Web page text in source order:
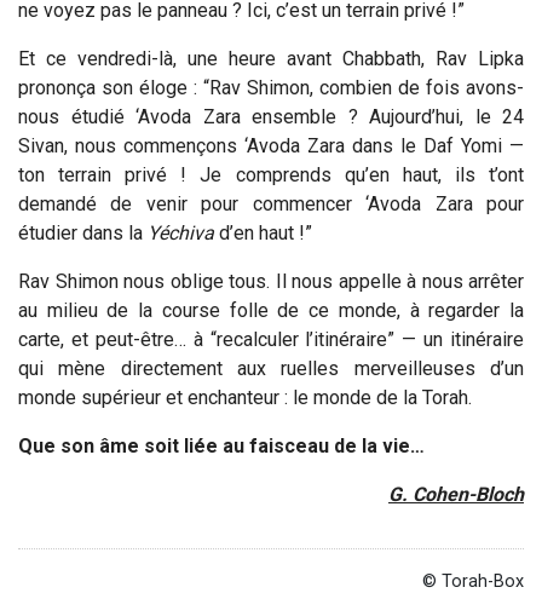
ne voyez pas le panneau ? Ici, c’est un terrain privé !”
Et ce vendredi-là, une heure avant Chabbath, Rav Lipka
prononça son éloge : “Rav Shimon, combien de fois avons-
nous étudié ‘Avoda Zara ensemble ? Aujourd’hui, le 24
Sivan, nous commençons ‘Avoda Zara dans le Daf Yomi —
ton terrain privé ! Je comprends qu’en haut, ils t’ont
demandé de venir pour commencer ‘Avoda Zara pour
étudier dans la Yéchiva d’en haut !”
Rav Shimon nous oblige tous. Il nous appelle à nous arrêter
au milieu de la course folle de ce monde, à regarder la
carte, et peut-être… à “recalculer l’itinéraire” — un itinéraire
qui mène directement aux ruelles merveilleuses d’un
monde supérieur et enchanteur : le monde de la Torah.
Que son âme soit liée au faisceau de la vie…
G. Cohen-Bloch
© Torah-Box